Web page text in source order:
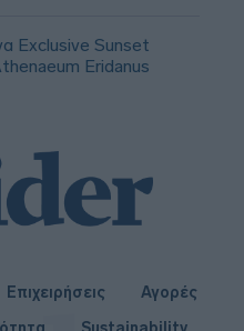
Exclusive Sunset
Eridanus
Επιχειρήσεις
Αγορές